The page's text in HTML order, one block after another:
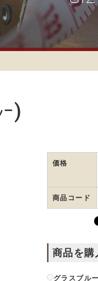
)
価格
商品コード
商品を購
グラスブル